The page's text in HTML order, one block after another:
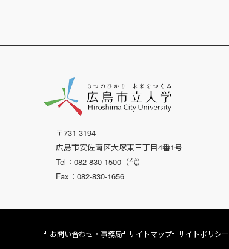
〒731-3194
広島市安佐南区大塚東三丁目4番1号
Tel：082-830-1500（代）
Fax：082-830-1656
お問い合わせ・事務局 サイトマップ サイトポリシー